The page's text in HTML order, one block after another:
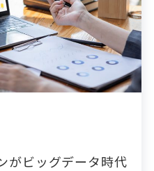
がビッグデータ時代